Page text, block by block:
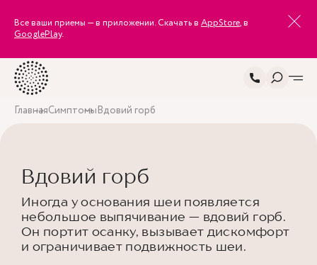
Все ваши приемы — в приложении. Скачать в AppStore, в
GooglePlay.
ГлавнаяСимптомыВдовий горб
Вдовий горб
Иногда у основания шеи появляется
небольшое выпячивание — вдовий горб.
Он портит осанку, вызывает дискомфорт
и ограничивает подвижность шеи.